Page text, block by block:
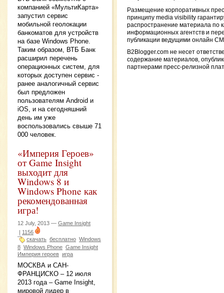
компанией «МультиКарта»
запустил сервис
мобильной геолокации
банкоматов для устройств
на базе Windows Phone.
Таким образом, ВТБ Банк
расширил перечень
операционных систем, для
которых доступен сервис -
ранее аналогичный сервис
был предложен
пользователям Android и
iOS, и на сегодняшний
день им уже
воспользовались свыше 71
000 человек.
«Империя Героев»
от Game Insight
выходит для
Windows 8 и
Windows Phone как
рекомендованная
игра!
12 July, 2013 — Game Insight
| 1156
скачать бесплатно Windows
8 Windows Phone Game Insight
Империя героев игра
МОСКВА и САН-
ФРАНЦИСКО – 12 июля
2013 года – Game Insight,
мировой лидер в
Размещение корпоративных
принципу media visibility
распространение материала по
информационных агентств и
публикации ведущими онлайн
B2Blogger.com не несет
содержание материалов,
партнерами пресс-релизной